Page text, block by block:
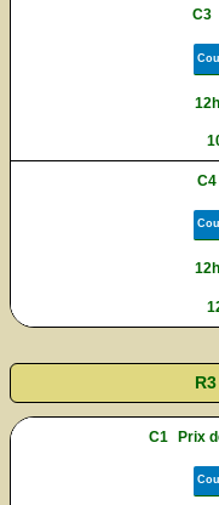
C3
C4
R3
C1 Prix